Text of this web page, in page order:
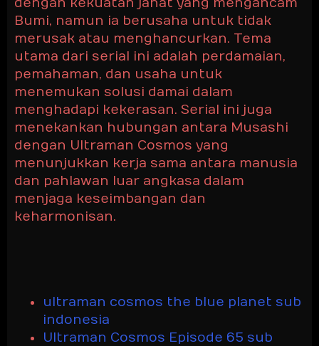
dengan kekuatan jahat yang mengancam
Bumi, namun ia berusaha untuk tidak
merusak atau menghancurkan. Tema
utama dari serial ini adalah perdamaian,
pemahaman, dan usaha untuk
menemukan solusi damai dalam
menghadapi kekerasan. Serial ini juga
menekankan hubungan antara Musashi
dengan Ultraman Cosmos yang
menunjukkan kerja sama antara manusia
dan pahlawan luar angkasa dalam
menjaga keseimbangan dan
keharmonisan.
ultraman cosmos the blue planet sub
indonesia
Ultraman Cosmos Episode 65 sub